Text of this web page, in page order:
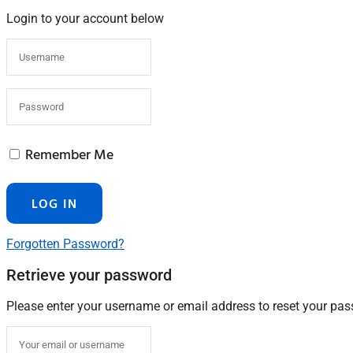
Login to your account below
Remember Me
Forgotten Password?
Retrieve your password
Please enter your username or email address to reset your